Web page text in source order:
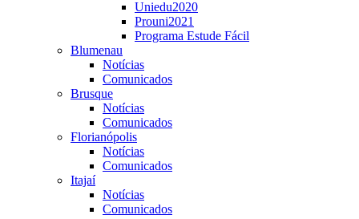
Uniedu2020
Prouni2021
Programa Estude Fácil
Blumenau
Notícias
Comunicados
Brusque
Notícias
Comunicados
Florianópolis
Notícias
Comunicados
Itajaí
Notícias
Comunicados